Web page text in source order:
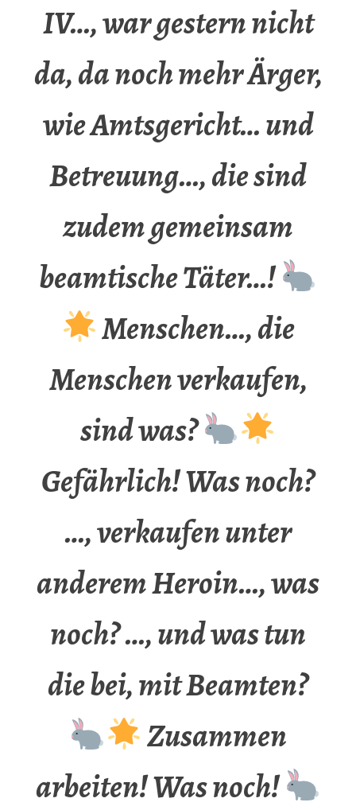
IV…, war gestern nicht
da, da noch mehr Ärger,
wie Amtsgericht… und
Betreuung…, die sind
zudem gemeinsam
beamtische Täter…!
Menschen…, die
Menschen verkaufen,
sind was?
Gefährlich! Was noch?
…, verkaufen unter
anderem Heroin…, was
noch? …, und was tun
die bei, mit Beamten?
Zusammen
arbeiten! Was noch!